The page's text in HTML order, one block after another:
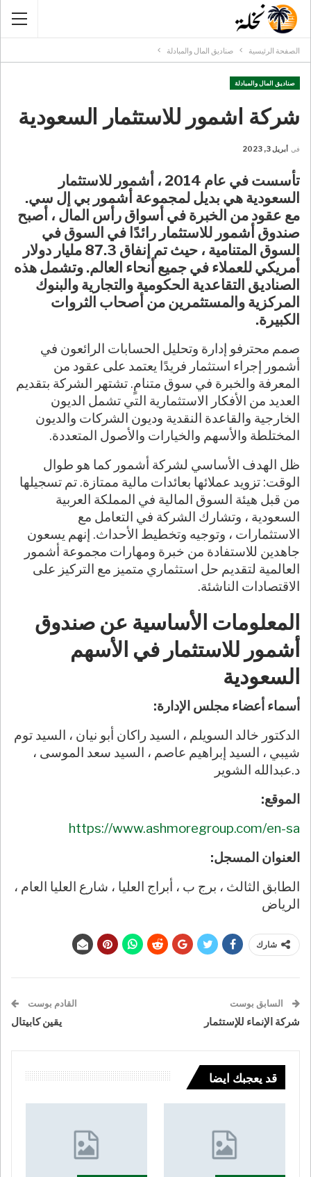
الصفحة الرئيسية صناديق المال والمبادلة
صناديق المال والمبادلة
شركة اشمور للاستثمار السعودية
في أبريل 3, 2023
تأسست في عام 2014 ، أشمور للاستثمار
السعودية هي بديل لمجموعة أشمور بي إل سي.
مع عقود من الخبرة في أسواق رأس المال ، أصبح
صندوق أشمور للاستثمار رائدًا في السوق في
السوق المتنامية ، حيث تم إنفاق 87.3 مليار دولار
أمريكي للعملاء في جميع أنحاء العالم. وتشمل هذه
الصناديق التقاعدية الحكومية والتجارية والبنوك
المركزية والمستثمرين من أصحاب الثروات
الكبيرة.
صمم محترفو إدارة وتحليل الحسابات الرائعون في
أشمور إجراء استثمار فريدًا يعتمد على عقود من
المعرفة والخبرة في سوق متنامٍ. تشتهر الشركة بتقديم
العديد من الأفكار الاستثمارية التي تشمل الديون
الخارجية والقاعدة النقدية وديون الشركات والديون
المختلطة والأسهم والخيارات والأصول المتعددة.
ظل الهدف الأساسي لشركة أشمور كما هو طوال
الوقت: تزويد عملائها بعائدات مالية ممتازة. تم تسجيلها
من قبل هيئة السوق المالية في المملكة العربية
السعودية ، وتشارك الشركة في التعامل مع
الاستثمارات ، وتوجيه وتخطيط الأحداث. إنهم يسعون
جاهدين للاستفادة من خبرة ومهارات مجموعة أشمور
العالمية لتقديم حل استثماري متميز مع التركيز على
الاقتصادات الناشئة.
المعلومات الأساسية عن صندوق
أشمور للاستثمار في الأسهم
السعودية
أسماء أعضاء مجلس الإدارة:
الدكتور خالد السويلم ، السيد راكان أبو نيان ، السيد توم
شيبي ، السيد إبراهيم عاصم ، السيد سعد الموسى ،
د.عبدالله الشوير
الموقع:
https://www.ashmoregroup.com/en-sa
العنوان المسجل:
الطابق الثالث ، برج ب ، أبراج العليا ، شارع العليا العام ،
الرياض
شارك
السابق بوست
شركة الإنماء للإستثمار
القادم بوست
يقين كابيتال
قد يعجبك ايضا